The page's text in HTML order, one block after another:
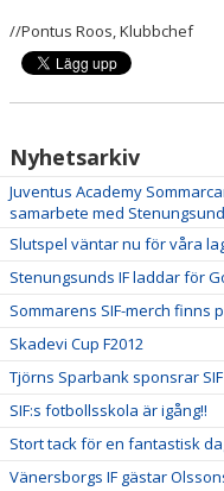
//Pontus Roos, Klubbchef
Nyhetsarkiv
Juventus Academy
samarbete med
Slutspel väntar nu för våra
Stenungsunds IF laddar för
Sommarens SIF-merch finns
Skadevi Cup F2012
Tjörns Sparbank sponsrar
SIF:s fotbollsskola är igång!!
Stort tack för en fantastisk
Vänersborgs IF gästar